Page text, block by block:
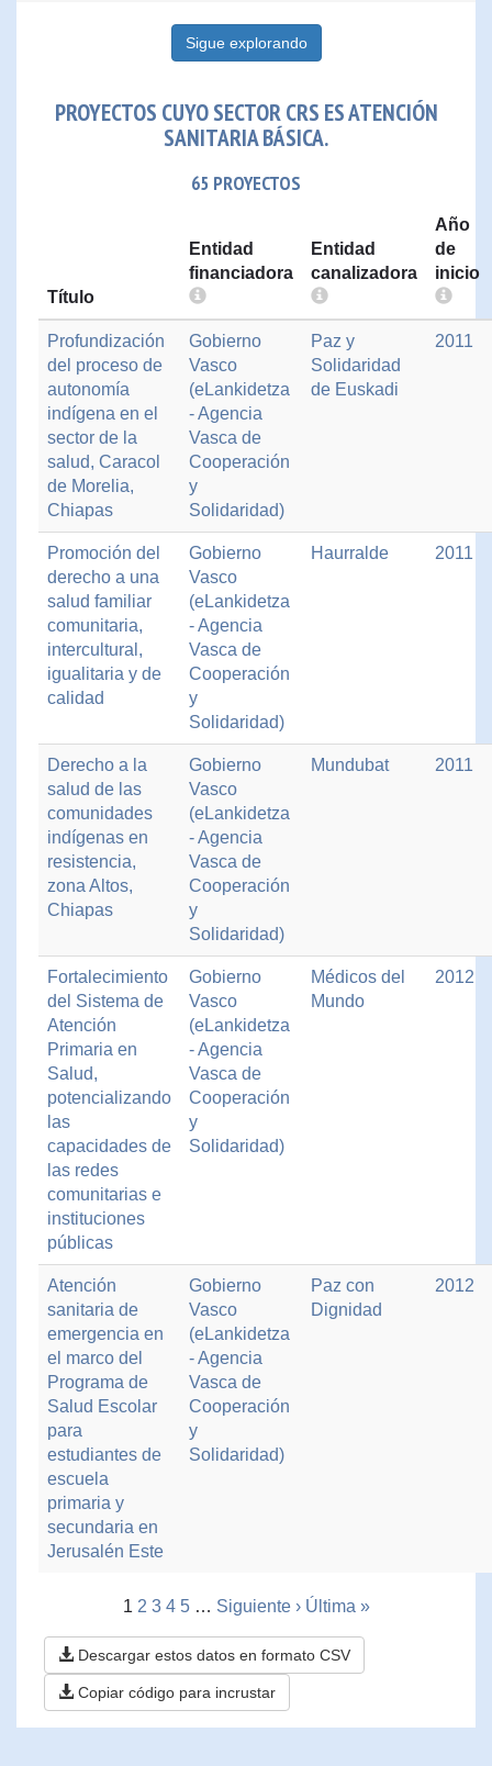
Sigue explorando
PROYECTOS CUYO SECTOR CRS ES ATENCIÓN
SANITARIA BÁSICA.
65 PROYECTOS
Título
Entidad
financiadora
Entidad
canalizadora
Año
de
inicio
Profundización
del proceso de
autonomía
indígena en el
sector de la
salud, Caracol
de Morelia,
Chiapas
Gobierno
Vasco
(eLankidetza
- Agencia
Vasca de
Cooperación
y
Solidaridad)
Paz y
Solidaridad
de Euskadi
2011
Promoción del
derecho a una
salud familiar
comunitaria,
intercultural,
igualitaria y de
calidad
Gobierno
Vasco
(eLankidetza
- Agencia
Vasca de
Cooperación
y
Solidaridad)
Haurralde 2011
Derecho a la
salud de las
comunidades
indígenas en
resistencia,
zona Altos,
Chiapas
Gobierno
Vasco
(eLankidetza
- Agencia
Vasca de
Cooperación
y
Solidaridad)
Mundubat 2011
Fortalecimiento
del Sistema de
Atención
Primaria en
Salud,
potencializando
las
capacidades de
las redes
comunitarias e
instituciones
públicas
Gobierno
Vasco
(eLankidetza
- Agencia
Vasca de
Cooperación
y
Solidaridad)
Médicos del
Mundo
2012
Atención
sanitaria de
emergencia en
el marco del
Programa de
Salud Escolar
para
estudiantes de
escuela
primaria y
secundaria en
Jerusalén Este
Gobierno
Vasco
(eLankidetza
- Agencia
Vasca de
Cooperación
y
Solidaridad)
Paz con
Dignidad
2012
1 2 3 4 5 … Siguiente › Última »
Descargar estos datos en formato CSV
Copiar código para incrustar